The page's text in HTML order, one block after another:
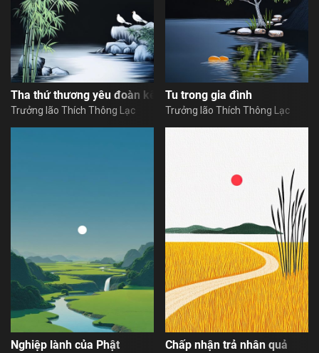
Tha thứ thương yêu đoàn kết
Trưởng lão Thích Thông Lạc
Tu trong gia đình
Trưởng lão Thích Thông Lạc
Nghiệp lành của Phật Chấp nhận trả nhân quả